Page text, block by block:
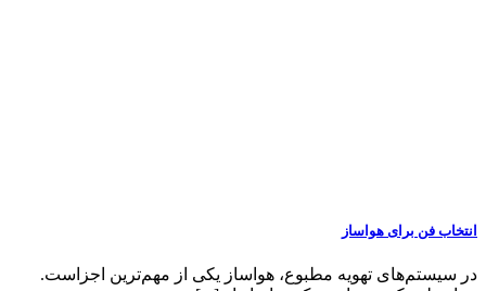
انتخاب فن برای هواساز
در سیستم‌های تهویه مطبوع، هواساز یکی از مهم‌ترین اجزاست.